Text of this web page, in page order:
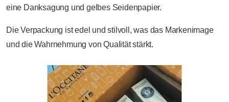
eine Danksagung und gelbes Seidenpapier.
Die Verpackung ist edel und stilvoll, was das Markenimage
und die Wahrnehmung von Qualität stärkt.